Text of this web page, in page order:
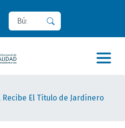
Buscar
El Título de Jardinero